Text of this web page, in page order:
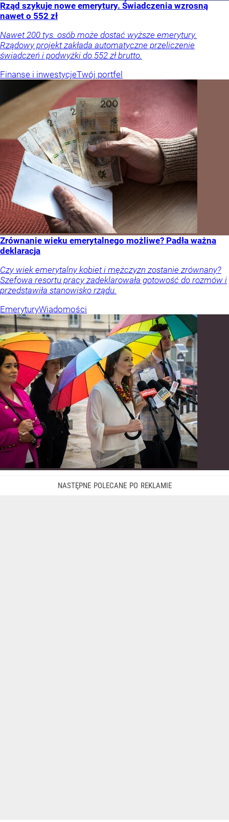
Rząd szykuje nowe emerytury. Świadczenia wzrosną
nawet o 552 zł
Nawet 200 tys. osób może dostać wyższe emerytury.
Rządowy projekt zakłada automatyczne przeliczenie
świadczeń i podwyżki do 552 zł brutto.
Finanse i inwestycjeTwój portfel
Zrównanie wieku emerytalnego możliwe? Padła ważna
deklaracja
Czy wiek emerytalny kobiet i mężczyzn zostanie zrównany?
Szefowa resortu pracy zadeklarowała gotowość do rozmów i
przedstawiła stanowisko rządu.
EmeryturyWiadomości